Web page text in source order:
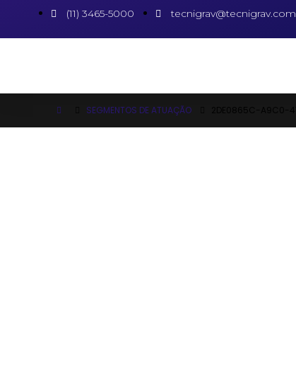
(11) 3465-5000 tecnigrav@tecnigrav.com
SEGMENTOS DE ATUAÇÃO